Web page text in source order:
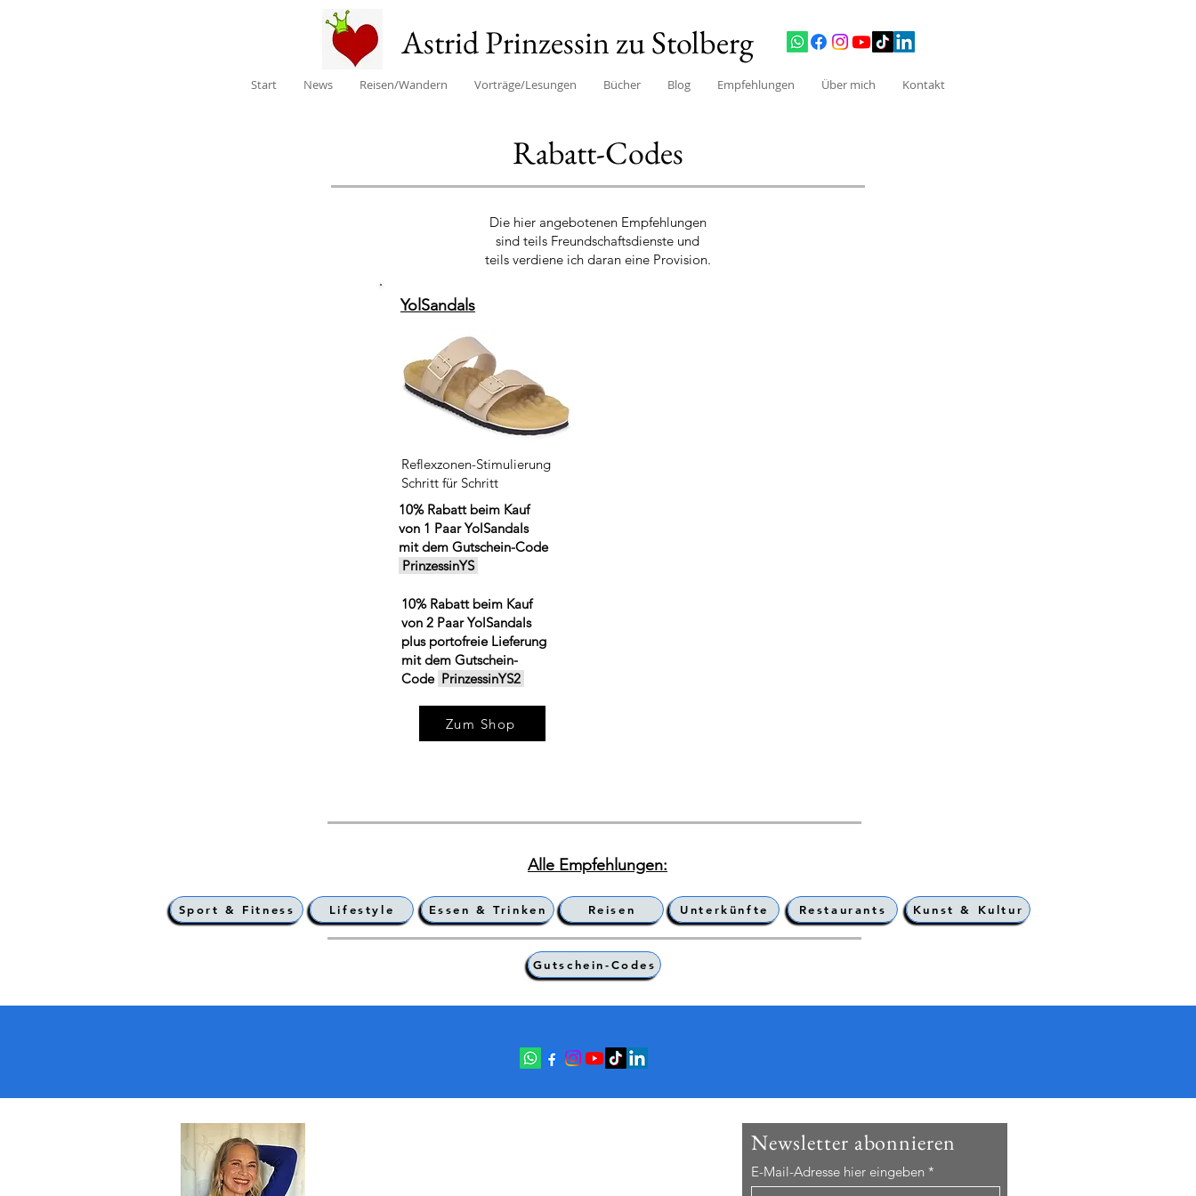
Astrid Prinzessin zu Stolberg
Start News Reisen/Wandern Vorträge/Lesungen Bücher Blog Empfehlungen Über mich Kontakt
Rabatt-Codes
Die hier angebotenen Empfehlungen
sind teils Freundschaftsdienste und
teils verdiene ich daran eine Provision.
YolSandals
Reflexzonen-Stimulierung
Schritt für Schritt
10% Rabatt beim Kauf
von 1 Paar YolSandals
mit dem Gutschein-Code
PrinzessinYS
10% Rabatt beim Kauf
von 2 Paar YolSandals
plus portofreie Lieferung
mit dem Gutschein-
Code PrinzessinYS2
Zum Shop
Alle Empfehlungen:
Sport & Fitness Lifestyle Essen & Trinken Reisen Unterkünfte Restaurants Kunst & Kultur
Gutschein-Codes
Newsletter abonnieren
E-Mail-Adresse hier eingeben